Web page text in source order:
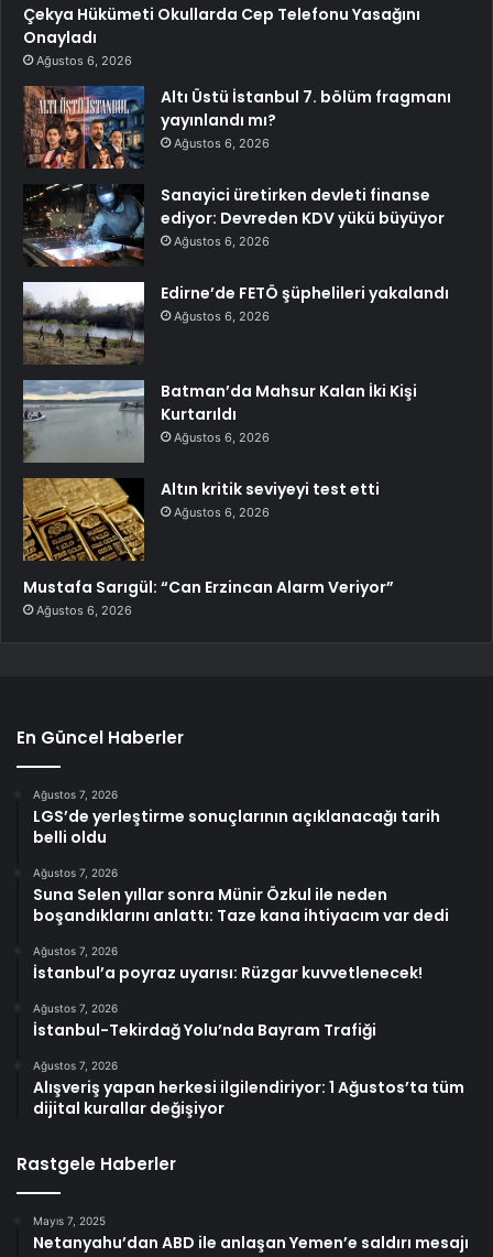
Çekya Hükümeti Okullarda Cep Telefonu Yasağını
Onayladı
Ağustos 6, 2026
Altı Üstü İstanbul 7. bölüm fragmanı
yayınlandı mı?
Ağustos 6, 2026
Sanayici üretirken devleti finanse
ediyor: Devreden KDV yükü büyüyor
Ağustos 6, 2026
Edirne’de FETÖ şüphelileri yakalandı
Ağustos 6, 2026
Batman’da Mahsur Kalan İki Kişi
Kurtarıldı
Ağustos 6, 2026
Altın kritik seviyeyi test etti
Ağustos 6, 2026
Mustafa Sarıgül: “Can Erzincan Alarm Veriyor”
Ağustos 6, 2026
En Güncel Haberler
Ağustos 7, 2026
LGS’de yerleştirme sonuçlarının açıklanacağı tarih
belli oldu
Ağustos 7, 2026
Suna Selen yıllar sonra Münir Özkul ile neden
boşandıklarını anlattı: Taze kana ihtiyacım var dedi
Ağustos 7, 2026
İstanbul’a poyraz uyarısı: Rüzgar kuvvetlenecek!
Ağustos 7, 2026
İstanbul-Tekirdağ Yolu’nda Bayram Trafiği
Ağustos 7, 2026
Alışveriş yapan herkesi ilgilendiriyor: 1 Ağustos’ta tüm
dijital kurallar değişiyor
Rastgele Haberler
Mayıs 7, 2025
Netanyahu’dan ABD ile anlaşan Yemen’e saldırı mesajı